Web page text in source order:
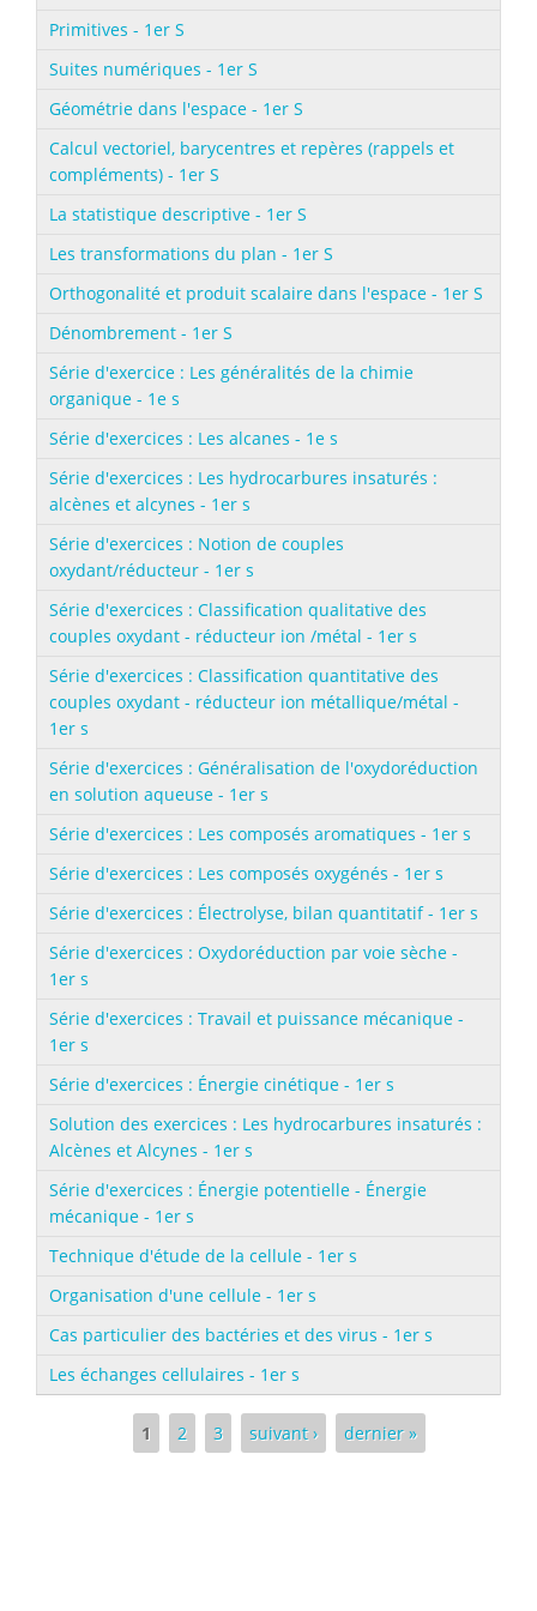
Primitives - 1er S
Suites numériques - 1er S
Géométrie dans l'espace - 1er S
Calcul vectoriel, barycentres et repères (rappels et
compléments) - 1er S
La statistique descriptive - 1er S
Les transformations du plan - 1er S
Orthogonalité et produit scalaire dans l'espace - 1er S
Dénombrement - 1er S
Série d'exercice : Les généralités de la chimie
organique - 1e s
Série d'exercices : Les alcanes - 1e s
Série d'exercices : Les hydrocarbures insaturés :
alcènes et alcynes - 1er s
Série d'exercices : Notion de couples
oxydant/réducteur - 1er s
Série d'exercices : Classification qualitative des
couples oxydant - réducteur ion /métal - 1er s
Série d'exercices : Classification quantitative des
couples oxydant - réducteur ion métallique/métal -
1er s
Série d'exercices : Généralisation de l'oxydoréduction
en solution aqueuse - 1er s
Série d'exercices : Les composés aromatiques - 1er s
Série d'exercices : Les composés oxygénés - 1er s
Série d'exercices : Électrolyse, bilan quantitatif - 1er s
Série d'exercices : Oxydoréduction par voie sèche -
1er s
Série d'exercices : Travail et puissance mécanique -
1er s
Série d'exercices : Énergie cinétique - 1er s
Solution des exercices : Les hydrocarbures insaturés :
Alcènes et Alcynes - 1er s
Série d'exercices : Énergie potentielle - Énergie
mécanique - 1er s
Technique d'étude de la cellule - 1er s
Organisation d'une cellule - 1er s
Cas particulier des bactéries et des virus - 1er s
Les échanges cellulaires - 1er s
1 2 3 suivant › dernier »